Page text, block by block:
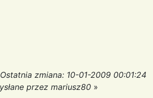
Ostatnia zmiana: 10-01-2009 00:01:24
przez mariusz80 »